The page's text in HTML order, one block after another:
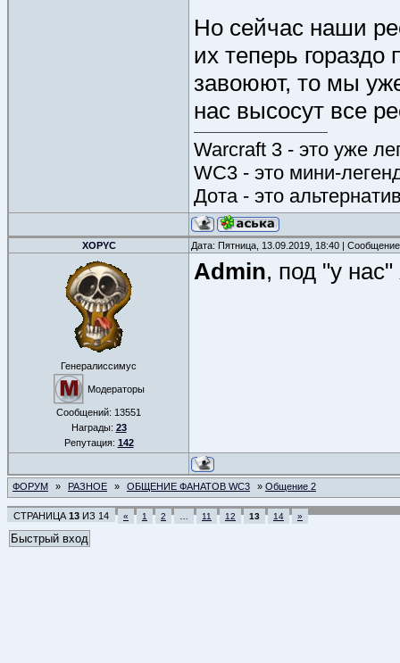
Но сейчас наши
их теперь
завоюют, то мы
нас высосут все
Warcraft 3 - это уже
WC3 - это мини-
Дота - это
XOPYC Дата: Пятница, 13.09.2019, 18:40 |
Генералиссимус
Модераторы
Сообщений: 13551
Награды: 23
Репутация: 142
Admin, под "у
ФОРУМ » РАЗНОЕ » ОБЩЕНИЕ ФАНАТОВ WC3 » Общение 2
СТРАНИЦА 13 ИЗ 14 « 1 2 11 12 13 14 »